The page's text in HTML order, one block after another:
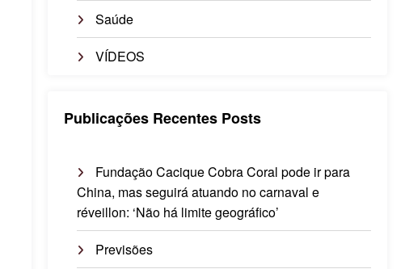
Saúde
VÍDEOS
Publicações Recentes Posts
Fundação Cacique Cobra Coral pode ir para
China, mas seguirá atuando no carnaval e
réveillon: ‘Não há limite geográfico’
Previsões